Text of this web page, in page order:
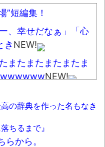
”短編集！
、幸せだなぁ」「心
き NEW!
またまたまたまたま
NEW!
焼肉行ってきたｗｗ
の女の子を妊娠させ
ｗｗNEW!
の辞典を作った名もなき
ちるまで』
から。